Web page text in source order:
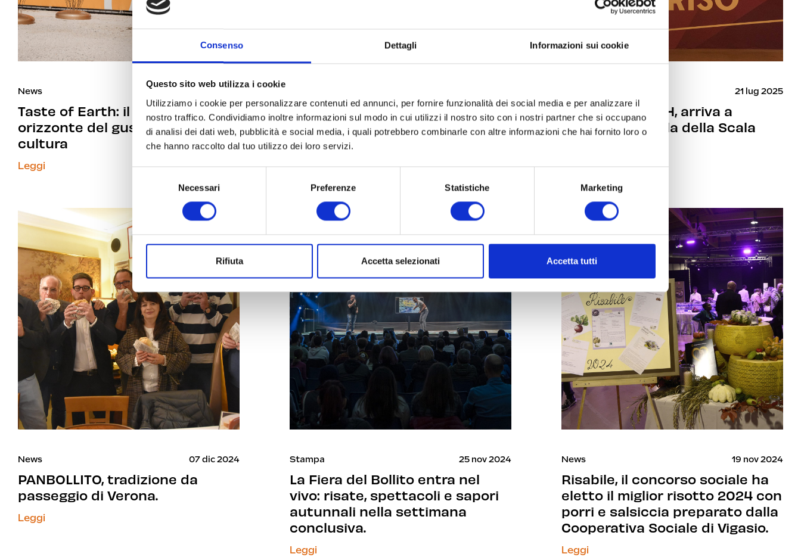
Consenso Dettagli Informazioni sui cookie
Questo sito web utilizza i cookie
Utilizziamo i cookie per personalizzare contenuti ed annunci, per fornire funzionalità dei social media e per analizzare il
nostro traffico. Condividiamo inoltre informazioni sul modo in cui utilizzi il nostro sito con i nostri partner che si occupano
di analisi dei dati web, pubblicità e social media, i quali potrebbero combinarle con altre informazioni che hai fornito loro o
che hanno raccolto dal tuo utilizzo dei loro servizi.
Necessari Preferenze Statistiche Marketing
Rifiuta Accetta selezionati Accetta tutti
News
Taste of Earth: il nuovo
orizzonte del gusto e della
cultura
Leggi
Letterkenny, La memoria
ritrovata. Fratellanza oltre le
sbarre
Leggi
21 lug 2025
TASTE OF EARTH, arriva a
novembre a Isola della Scala
News 07 dic 2024
PANBOLLITO, tradizione da
passeggio di Verona.
Leggi
Stampa 25 nov 2024
La Fiera del Bollito entra nel
vivo: risate, spettacoli e sapori
autunnali nella settimana
conclusiva.
Leggi
News 19 nov 2024
Risabile, il concorso sociale ha
eletto il miglior risotto 2024 con
porri e salsiccia preparato dalla
Cooperativa Sociale di Vigasio.
Leggi